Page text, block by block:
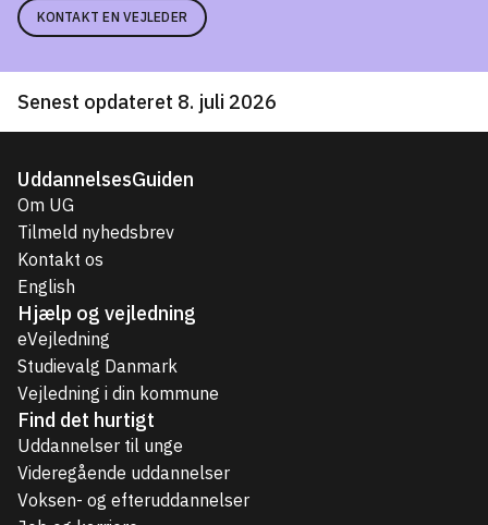
KONTAKT EN VEJLEDER
Senest opdateret 8. juli 2026
UddannelsesGuiden
Om UG
Tilmeld nyhedsbrev
Kontakt os
English
Hjælp og vejledning
eVejledning
Studievalg Danmark
Vejledning i din kommune
Find det hurtigt
Uddannelser til unge
Videregående uddannelser
Voksen- og efteruddannelser